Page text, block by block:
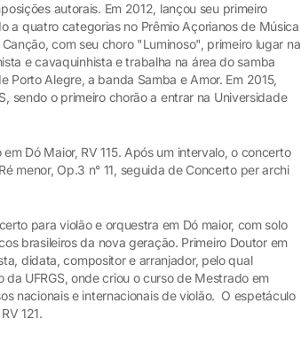
autorais. Em 2012, lançou seu primeiro
a quatro categorias no Prêmio Açorianos de Música
com seu choro "Luminoso", primeiro lugar na
e cavaquinhista e trabalha na área do samba
Alegre, a banda Samba e Amor. Em 2015,
sendo o primeiro chorão a entrar na Universidade
Dó Maior, RV 115. Após um intervalo, o concerto
menor, Op.3 n° 11, seguida de Concerto per archi
para violão e orquestra em Dó maior, com solo
brasileiros da nova geração. Primeiro Doutor em
didata, compositor e arranjador, pelo qual
UFRGS, onde criou o curso de Mestrado em
nacionais e internacionais de violão. O espetáculo
121.